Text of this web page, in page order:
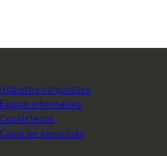
Gobierno corporativo
Equipo informativo
Contáctenos
Canal de denuncias